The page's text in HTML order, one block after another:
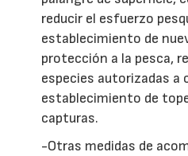
reducir el esfuerzo
establecimiento de
protección a la pesca,
especies autorizadas a
establecimiento de
capturas.
-Otras medidas de